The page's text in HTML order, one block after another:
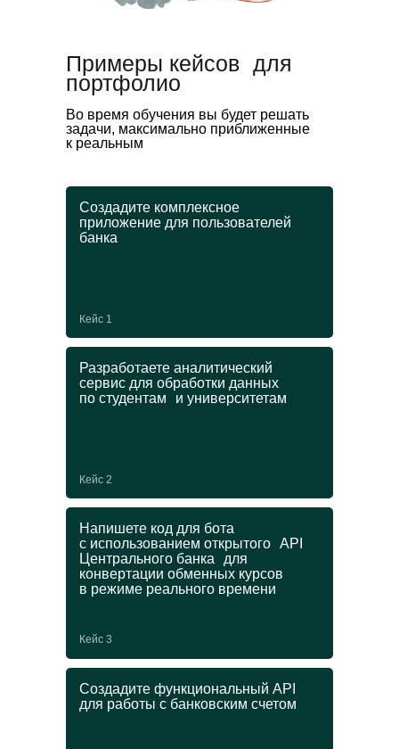
Примеры кейсов для
портфолио
Во время обучения вы будет решать
задачи, максимально приближенные
к реальным
Разработаете аналитический
сервис для обработки данных
по студентам и университетам
Кейс 2
Напишете код для бота
с использованием открытого API
Центрального банка для
конвертации обменных курсов
в режиме реального времени
Кейс 3
Создадите функциональный API
для работы с банковским счетом
Создадите комплексное
приложение для пользователей
банка
Кейс 1
Получите еще одну
специальность
и диплом ДПО
В магистратуре можно пройти онлайн-
программу ДПО и усилить основную
профессию ценными IT-навыками.
Управление ИТ-проектами